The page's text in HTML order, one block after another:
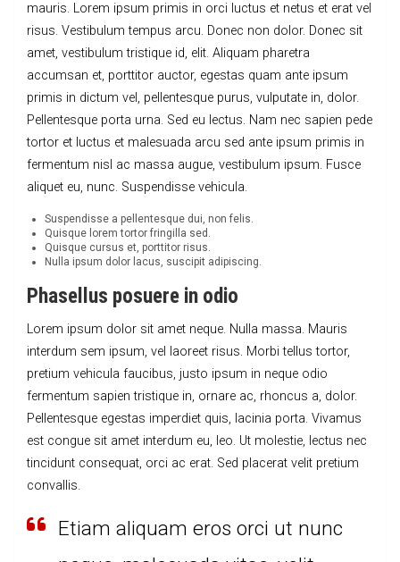
mauris. Lorem ipsum primis in orci luctus et netus et erat vel
risus. Vestibulum tempus arcu. Donec non dolor. Donec sit
amet, vestibulum tristique id, elit. Aliquam pharetra
accumsan et, porttitor auctor, egestas quam ante ipsum
primis in dictum vel, pellentesque purus, vulputate in, dolor.
Pellentesque porta urna. Sed eu lectus. Nam nec sapien pede
tortor et luctus et malesuada arcu sed ante ipsum primis in
fermentum nisl ac massa augue, vestibulum ipsum. Fusce
aliquet eu, nunc. Suspendisse vehicula.
Suspendisse a pellentesque dui, non felis.
Quisque lorem tortor fringilla sed.
Quisque cursus et, porttitor risus.
Nulla ipsum dolor lacus, suscipit adipiscing.
Phasellus posuere in odio
Lorem ipsum dolor sit amet neque. Nulla massa. Mauris
interdum sem ipsum, vel laoreet risus. Morbi tellus tortor,
pretium vehicula faucibus, justo ipsum in neque odio
fermentum sapien tristique in, ornare ac, rhoncus a, dolor.
Pellentesque egestas imperdiet quis, lacinia porta. Vivamus
est congue sit amet interdum eu, leo. Ut molestie, lectus nec
tincidunt consequat, orci ac erat. Sed placerat velit pretium
convallis.
Etiam aliquam eros orci ut nunc